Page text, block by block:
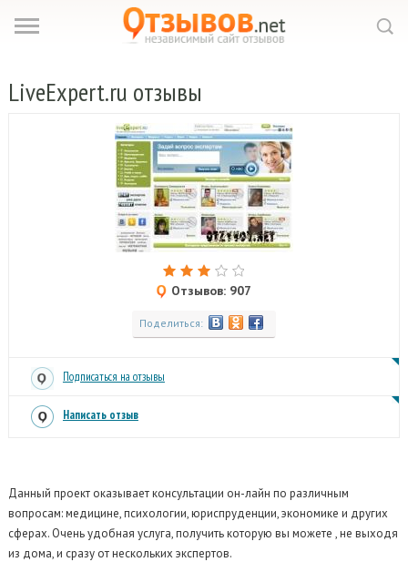
LiveExpert.ru отзывы
Отзывов: 907
Поделиться:
Подписаться на отзывы
Написать отзыв
Данный проект оказывает консультации он-лайн по различным
вопросам: медицине, психологии, юриспруденции, экономике и других
сферах.Очень удобная услуга, получить которую вы можете , не выходя
из дома, и сразу от нескольких экспертов.